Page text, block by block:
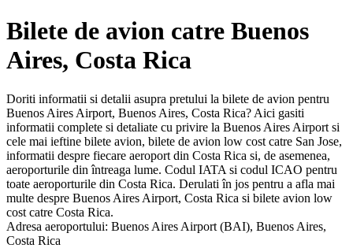
Bilete de avion catre Buenos
Aires, Costa Rica
Doriti informatii si detalii asupra pretului la bilete de avion pentru
Buenos Aires Airport, Buenos Aires, Costa Rica? Aici gasiti
informatii complete si detaliate cu privire la Buenos Aires Airport si
cele mai ieftine bilete avion, bilete de avion low cost catre San Jose,
informatii despre fiecare aeroport din Costa Rica si, de asemenea,
aeroporturile din întreaga lume. Codul IATA si codul ICAO pentru
toate aeroporturile din Costa Rica. Derulati în jos pentru a afla mai
multe despre Buenos Aires Airport, Costa Rica si bilete avion low
cost catre Costa Rica.
Adresa aeroportului: Buenos Aires Airport (BAI), Buenos Aires,
Costa Rica